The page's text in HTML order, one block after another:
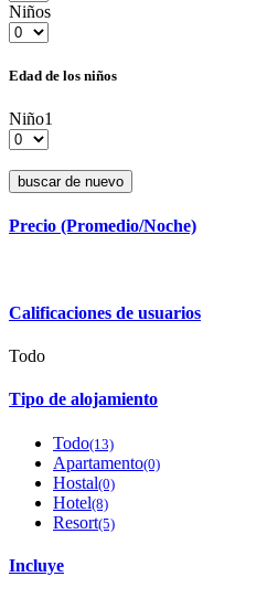
Niños
Edad de los niños
Niño1
buscar de nuevo
Precio (Promedio/Noche)
Calificaciones de usuarios
Todo
Tipo de alojamiento
Todo(13)
Apartamento(0)
Hostal(0)
Hotel(8)
Resort(5)
Incluye